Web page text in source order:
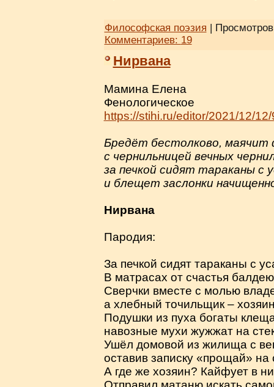
Философская поэзия |
Комментариев: 19
Нирвана
Мамина Елена
Фенологическое
https://stihi.ru/editor/2021/12/
Бредёт бестолково, маячит
с чернильницей вечных
за печкой сидят тараканы с
и блещет заслонки
Нирвана
Пародия:
За печкой сидят тараканы с
В матрасах от счастья
Сверчки вместе с молью
а хлебный точильщик –
Подушки из пуха богаты
навозные мухи жужжат на
Ушёл домовой из жилища с
оставив записку «прощай» на
А где же хозяин? Кайфует в